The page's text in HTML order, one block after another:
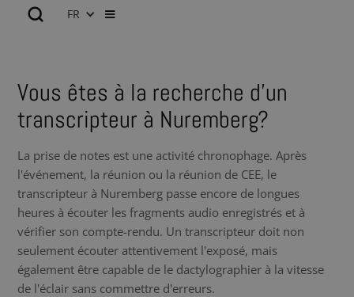
FR
Vous êtes à la recherche d’un
transcripteur à Nuremberg?
La prise de notes est une activité chronophage. Après
l'événement, la réunion ou la réunion de CEE, le
transcripteur à Nuremberg passe encore de longues
heures à écouter les fragments audio enregistrés et à
vérifier son compte-rendu. Un transcripteur doit non
seulement écouter attentivement l'exposé, mais
également être capable de le dactylographier à la vitesse
de l'éclair sans commettre d'erreurs.